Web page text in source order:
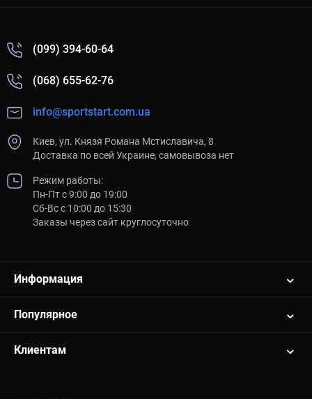
(099) 394-60-64
(068) 655-62-76
info@sportstart.com.ua
Киев, ул. Князя Романа Мстиславича, 8
Доставка по всей Украине, самовывоза нет
Режим работы:
Пн-Пт с 9:00 до 19:00
Сб-Вс с 10:00 до 15:30
Заказы через сайт круглосуточно
Информация
Популярное
Клиентам